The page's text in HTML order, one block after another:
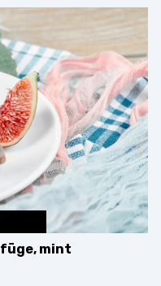
menü
füge, mint